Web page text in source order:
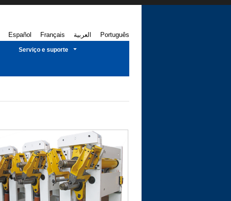
Español Français العربية Português
Serviço e suporte